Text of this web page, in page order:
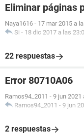
Eliminar páginas
Naya1616 - 17 mar 2015 a
Si - 18 dic 2017 a las
22 respuestas
Error 80710A06
Ramos94_2011 - 9 jun 2021
Ramos94_2011 - 9 jun
2 respuestas